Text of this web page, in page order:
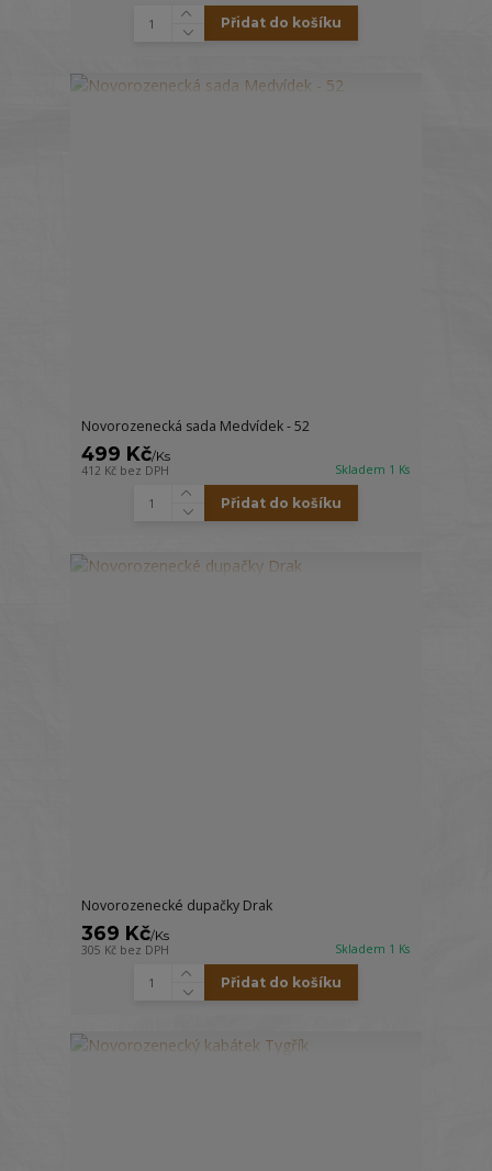
Přidat do košíku
Novorozenecká sada Medvídek - 52
499 Kč/Ks
412 Kč bez DPH Skladem 1 Ks
Přidat do košíku
Novorozenecké dupačky Drak
369 Kč/Ks
305 Kč bez DPH Skladem 1 Ks
Přidat do košíku